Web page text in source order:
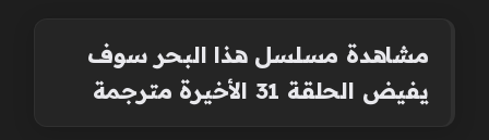
مشاهدة مسلسل هذا البحر سوف
يفيض الحلقة 31 الأخيرة مترجمة